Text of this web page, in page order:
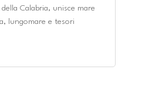
Calabria, unisce mare
lungomare e tesori